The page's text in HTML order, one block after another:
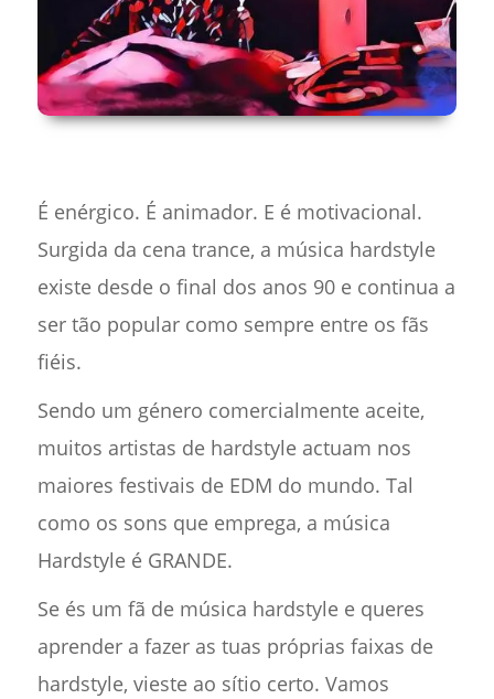
É enérgico. É animador. E é motivacional.
Surgida da cena trance, a música hardstyle
existe desde o final dos anos 90 e continua a
ser tão popular como sempre entre os fãs
fiéis.
Sendo um género comercialmente aceite,
muitos artistas de hardstyle actuam nos
maiores festivais de EDM do mundo. Tal
como os sons que emprega, a música
Hardstyle é GRANDE.
Se és um fã de música hardstyle e queres
aprender a fazer as tuas próprias faixas de
hardstyle, vieste ao sítio certo. Vamos